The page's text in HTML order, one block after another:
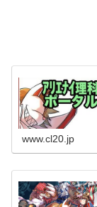
www.cl20.jp